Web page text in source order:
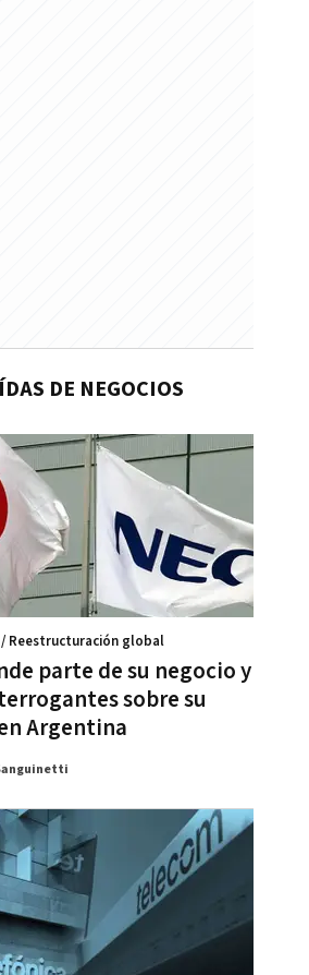
DE NEGOCIOS
parte de su negocio y
sobre su
Argentina
/ Reestructuración global